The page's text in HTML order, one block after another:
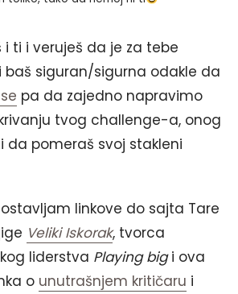
i ti i veruješ da je za tebe
baš siguran/sigurna odakle da
pa da zajedno napravimo
tvog challenge-a, onog
da pomeraš svoj stakleni
linkove do sajta Tare
Veliki Iskorak, tvorca
liderstva Playing bigi ova
o unutrašnjem kritičaru i